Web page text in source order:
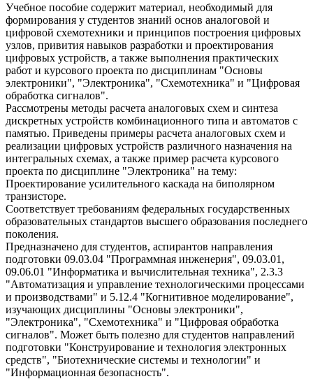
Учебное пособие содержит материал, необходимый для
формирования у студентов знаний основ аналоговой и
цифровой схемотехники и принципов построения цифровых
узлов, привития навыков разработки и проектирования
цифровых устройств, а также выполнения практических
работ и курсового проекта по дисциплинам "Основы
электроники", "Электроника", "Схемотехника" и "Цифровая
обработка сигналов".
Рассмотрены методы расчета аналоговых схем и синтеза
дискретных устройств комбинационного типа и автоматов с
памятью. Приведены примеры расчета аналоговых схем и
реализации цифровых устройств различного назначения на
интегральных схемах, а также пример расчета курсового
проекта по дисциплине "Электроника" на тему:
Проектирование усилительного каскада на биполярном
транзисторе.
Соответствует требованиям федеральных государственных
образовательных стандартов высшего образования последнего
поколения.
Предназначено для студентов, аспирантов направления
подготовки 09.03.04 "Программная инженерия", 09.03.01,
09.06.01 "Информатика и вычислительная техника", 2.3.3
"Автоматизация и управление технологическими процессами
и производствами" и 5.12.4 "Когнитивное моделирование",
изучающих дисциплины "Основы электроники",
"Электроника", "Схемотехника" и "Цифровая обработка
сигналов". Может быть полезно для студентов направлений
подготовки "Конструирование и технология электронных
средств", "Биотехнические системы и технологии" и
"Информационная безопасность".